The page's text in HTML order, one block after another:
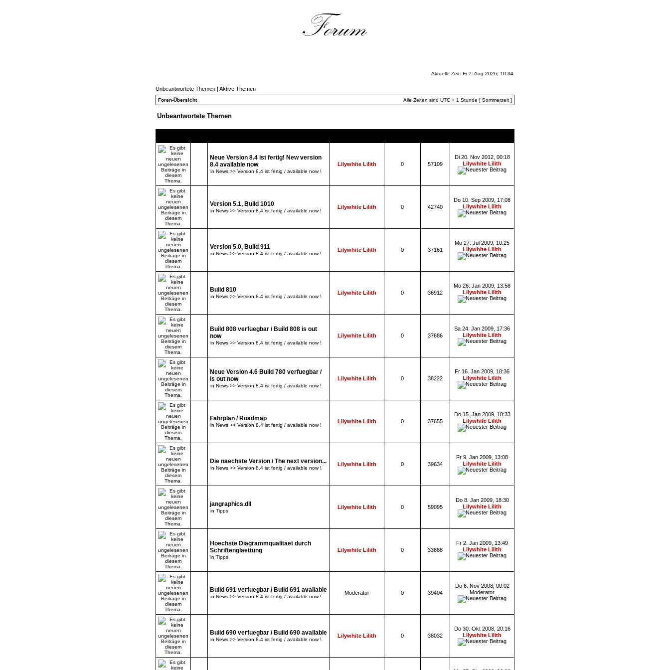
Aktuelle Zeit: Fr 7. Aug 2026, 10:34
Unbeantwortete Themen | Aktive Themen
Foren-Übersicht Alle Zeiten sind UTC + 1 Stunde [ Sommerzeit ]
Unbeantwortete Themen
Neue Version 8.4 ist fertig! New version
8.4 available now
in News >> Version 8.4 ist fertig / available now !
Lilywhite Lilith 0 57109
Di 20. Nov 2012, 00:18
Lilywhite Lilith
Version 5.1, Build 1010
in News >> Version 8.4 ist fertig / available now !
Lilywhite Lilith 0 42740
Do 10. Sep 2009, 17:08
Lilywhite Lilith
Version 5.0, Build 911
in News >> Version 8.4 ist fertig / available now !
Lilywhite Lilith 0 37161
Mo 27. Jul 2009, 10:25
Lilywhite Lilith
Build 810
in News >> Version 8.4 ist fertig / available now !
Lilywhite Lilith 0 36912
Mo 26. Jan 2009, 13:58
Lilywhite Lilith
Build 808 verfuegbar / Build 808 is out
now
in News >> Version 8.4 ist fertig / available now !
Lilywhite Lilith 0 37686
Sa 24. Jan 2009, 17:36
Lilywhite Lilith
Neue Version 4.6 Build 780 verfuegbar /
is out now
in News >> Version 8.4 ist fertig / available now !
Lilywhite Lilith 0 38222
Fr 16. Jan 2009, 18:36
Lilywhite Lilith
Fahrplan / Roadmap
in News >> Version 8.4 ist fertig / available now !
Lilywhite Lilith 0 37655
Do 15. Jan 2009, 18:33
Lilywhite Lilith
Die naechste Version / The next version...
in News >> Version 8.4 ist fertig / available now !
Lilywhite Lilith 0 39634
Fr 9. Jan 2009, 13:08
Lilywhite Lilith
jangraphics.dll
in Tipps
Lilywhite Lilith 0 59095
Do 8. Jan 2009, 18:30
Lilywhite Lilith
Hoechste Diagrammqualitaet durch
Schriftenglaettung
in Tipps
Lilywhite Lilith 0 33688
Fr 2. Jan 2009, 13:49
Lilywhite Lilith
Build 691 verfuegbar / Build 691 available
in News >> Version 8.4 ist fertig / available now !
Moderator 0 39404
Do 6. Nov 2008, 00:02
Moderator
Build 690 verfuegbar / Build 690 available
in News >> Version 8.4 ist fertig / available now !
Lilywhite Lilith 0 38032
Do 30. Okt 2008, 20:16
Lilywhite Lilith